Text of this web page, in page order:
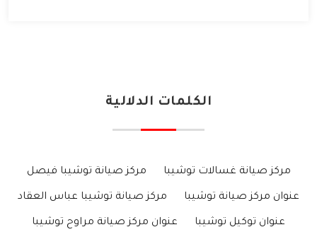
الكلمات الدلالية
مركز صيانة غسالات توشيبا مركز صيانة توشيبا فيصل
عنوان مركز صيانة توشيبا مركز صيانة توشيبا عباس العقاد
عنوان توكيل توشيبا عنوان مركز صيانة مراوح توشيبا